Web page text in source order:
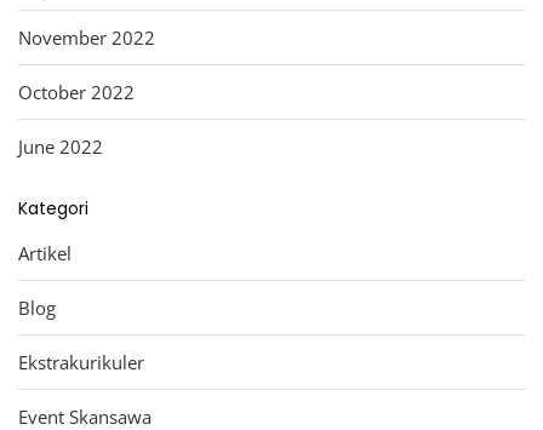
November 2022
October 2022
June 2022
Kategori
Artikel
Blog
Ekstrakurikuler
Event Skansawa